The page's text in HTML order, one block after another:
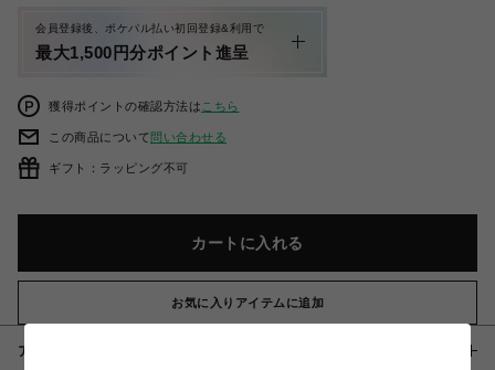
会員登録後、ポケパル払い初回登録&利用で
最大1,500円分ポイント進呈
獲得ポイントの確認方法は こちら
この商品について問い合わせる
ギフト：ラッピング不可
カートに入れる
お気に入りアイテムに追加
アイテム説明 / 素材